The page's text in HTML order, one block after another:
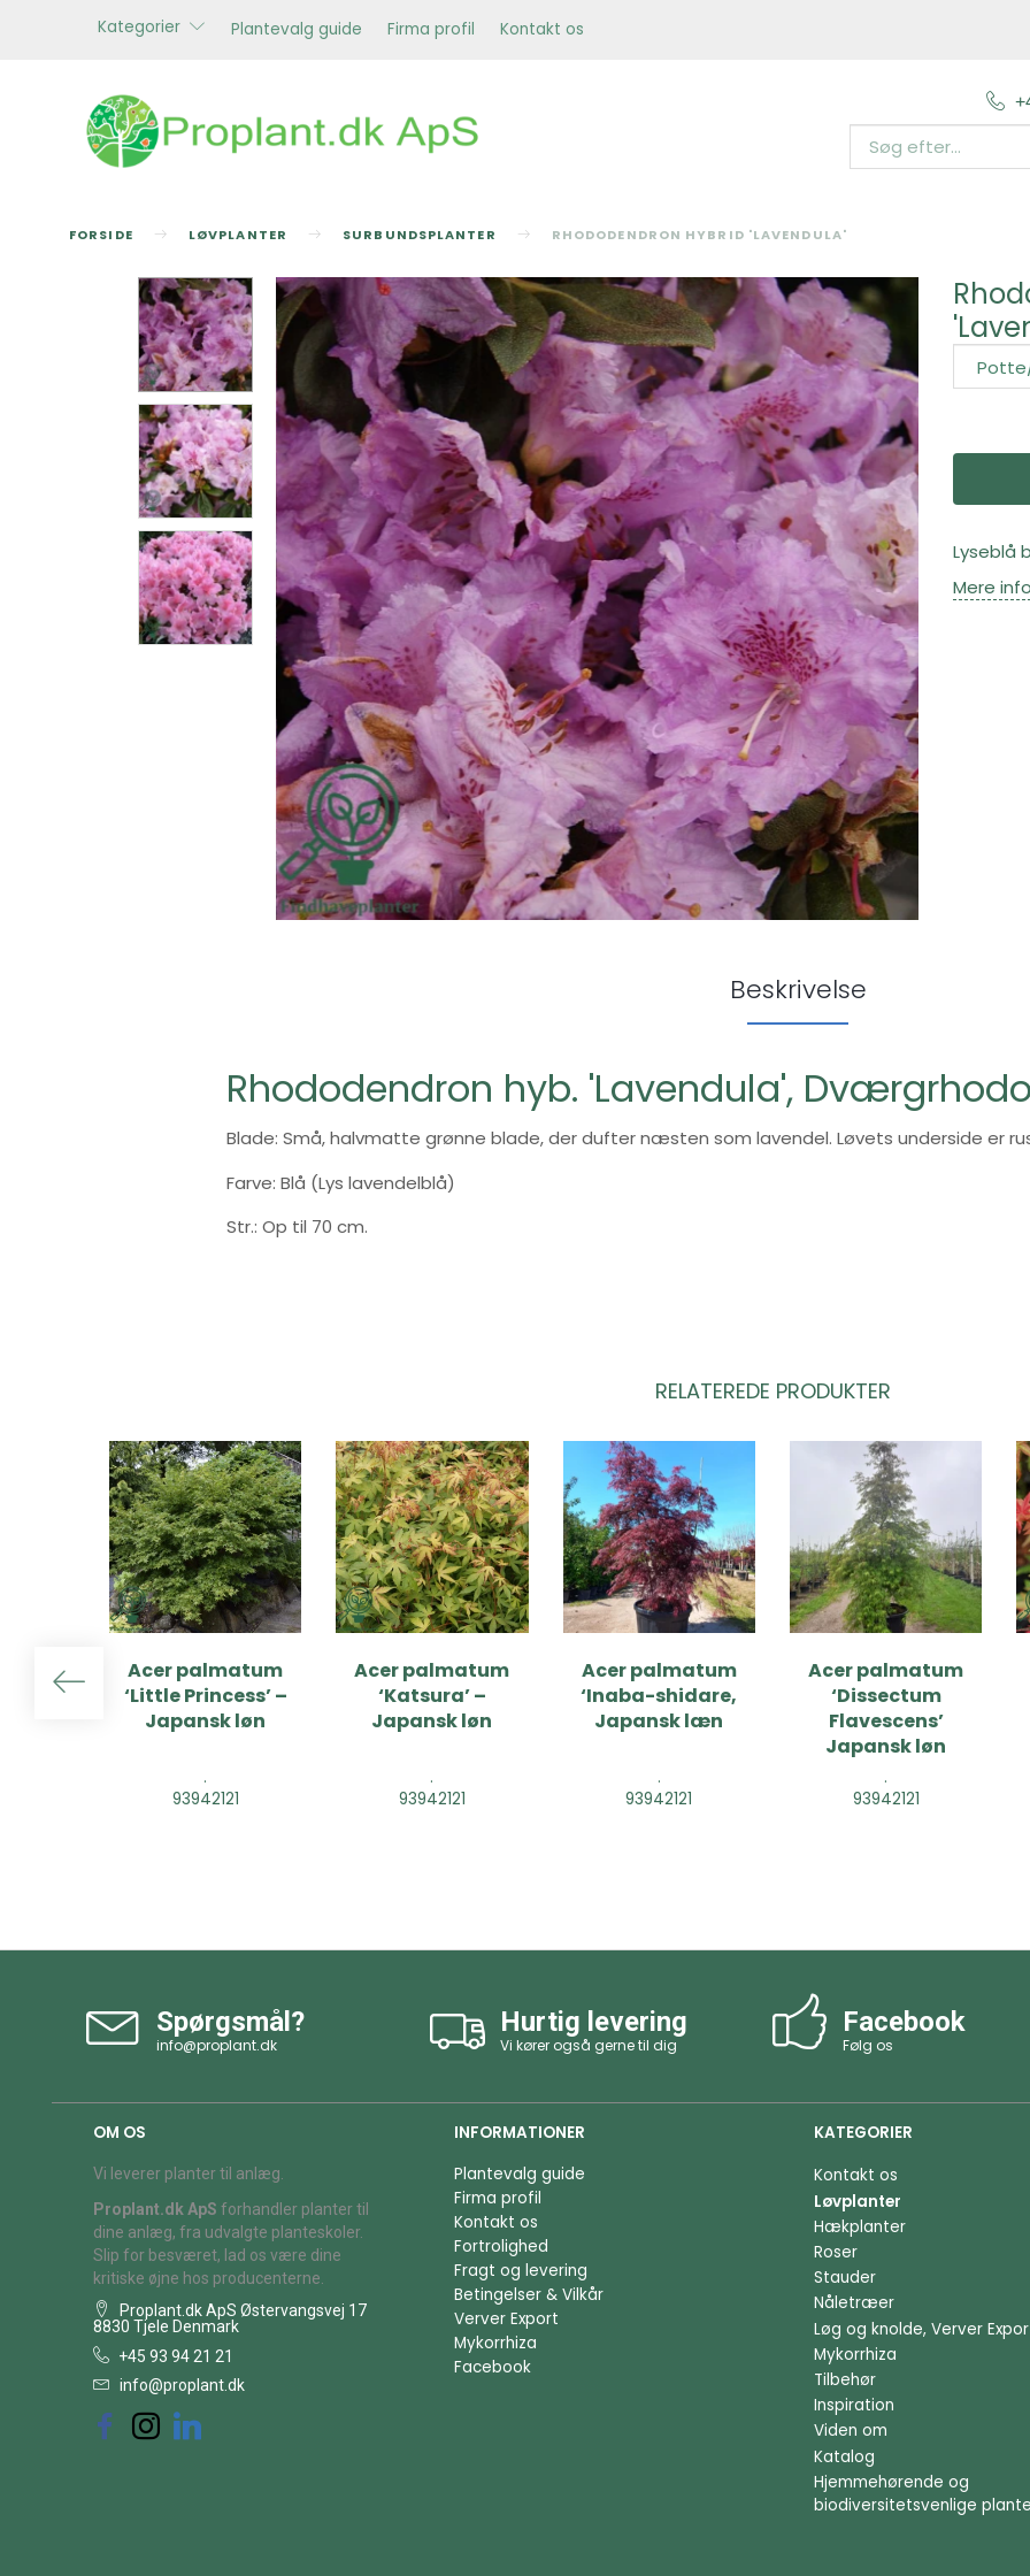
Kategorier Plantevalg guide Firma profil Kontakt os
FORSIDE LØVPLANTER SURBUNDSPLANTER RHODODENDRON HYBRID 'LAVENDULA'
Lyseblå
Mere
Beskrivelse
Rhododendron hyb. 'Lavendula',
Blade: Små, halvmatte grønne blade, der dufter næsten som lavendel. Løvets underside er
Farve: Blå (Lys lavendelblå)
Str.: Op til 70 cm.
RELATEREDE PRODUKTER
Acer palmatum
‘Little Princess’ –
Japansk løn
.
93942121
Acer palmatum
‘Katsura’ –
Japansk løn
.
93942121
Acer palmatum
‘Inaba-shidare,
Japansk læn
.
93942121
Acer palmatum
‘Dissectum
Flavescens’
Japansk løn
.
93942121
Spørgsmål?
info@proplant.dk
Hurtig levering
Vi kører også gerne til dig
Facebook
Følg os
OM OS
Vi leverer planter til anlæg.
Proplant.dk ApS forhandler planter til
dine anlæg, fra udvalgte planteskoler.
Slip for besværet, lad os være dine
kritiske øjne hos producenterne.
Proplant.dk ApS Østervangsvej 17
8830 Tjele Denmark
+45 93 94 21 21
info@proplant.dk
INFORMATIONER
Plantevalg guide
Firma profil
Kontakt os
Fortrolighed
Fragt og levering
Betingelser & Vilkår
Verver Export
Mykorrhiza
Facebook
KATEGORIER
Kontakt os
Løvplanter
Hækplanter
Roser
Stauder
Nåletræer
Løg og knolde, Verver
Mykorrhiza
Tilbehør
Inspiration
Viden om
Katalog
Hjemmehørende og
biodiversitetsvenlige